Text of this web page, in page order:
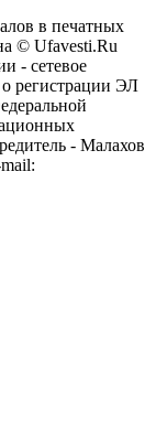
в печатных
© Ufavesti.Ru
- сетевое
регистрации ЭЛ
- Малахов